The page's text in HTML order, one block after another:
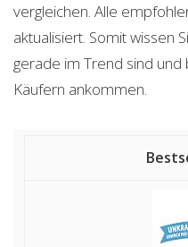
vergleichen. Alle
aktualisiert. Somit wissen
gerade im Trend sind
Käufern ankommen.